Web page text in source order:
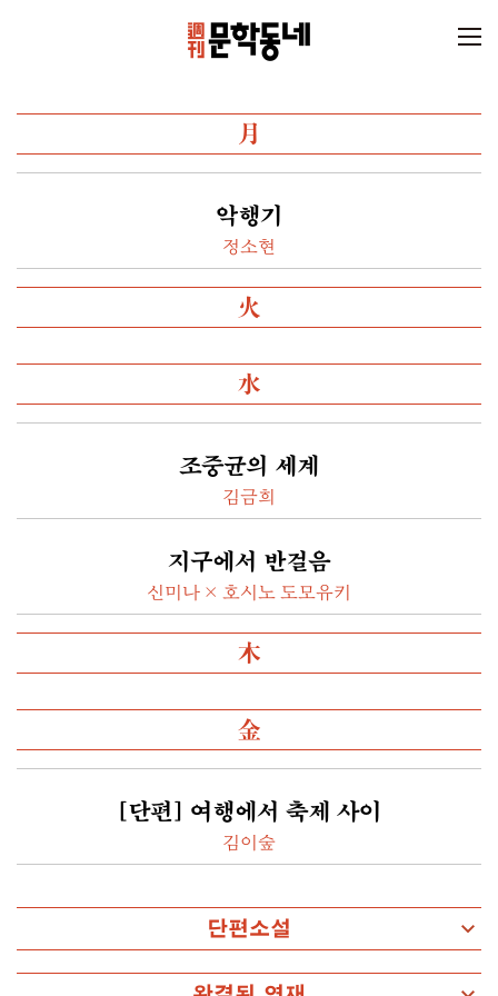
月
악행기
정소현
火
水
조중균의 세계
김금희
지구에서 반걸음
신미나 × 호시노 도모유키
木
金
[단편] 여행에서 축제 사이
김이숲
단편소설